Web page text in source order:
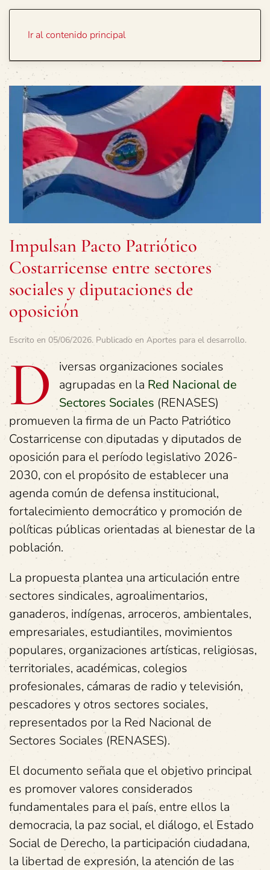
Ir al contenido principal
Impulsan Pacto Patriótico
Costarricense entre sectores
sociales y diputaciones de
oposición
Escrito en 05/06/2026. Publicado en Aportes para el desarrollo.
D
iversas organizaciones sociales
agrupadas en la Red Nacional de
Sectores Sociales (RENASES)
promueven la firma de un Pacto Patriótico
Costarricense con diputadas y diputados de
oposición para el período legislativo 2026-
2030, con el propósito de establecer una
agenda común de defensa institucional,
fortalecimiento democrático y promoción de
políticas públicas orientadas al bienestar de la
población.
La propuesta plantea una articulación entre
sectores sindicales, agroalimentarios,
ganaderos, indígenas, arroceros, ambientales,
empresariales, estudiantiles, movimientos
populares, organizaciones artísticas, religiosas,
territoriales, académicas, colegios
profesionales, cámaras de radio y televisión,
pescadores y otros sectores sociales,
representados por la Red Nacional de
Sectores Sociales (RENASES).
El documento señala que el objetivo principal
es promover valores considerados
fundamentales para el país, entre ellos la
democracia, la paz social, el diálogo, el Estado
Social de Derecho, la participación ciudadana,
la libertad de expresión, la atención de las